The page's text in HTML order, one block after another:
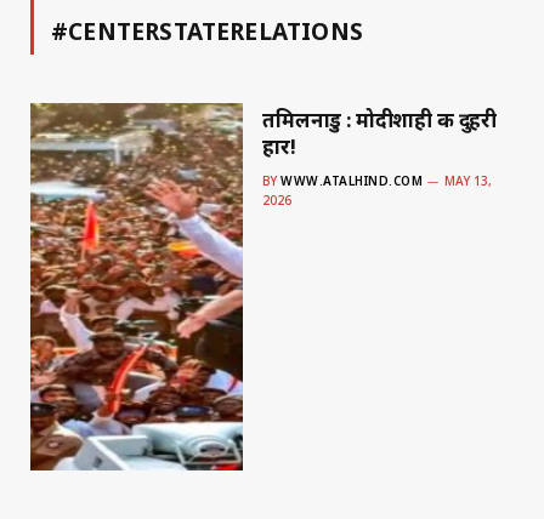
#CENTERSTATERELATIONS
तमिलनाडु : मोदीशाही की दुहरी
हार!
BY WWW.ATALHIND.COM
MAY 13,
2026